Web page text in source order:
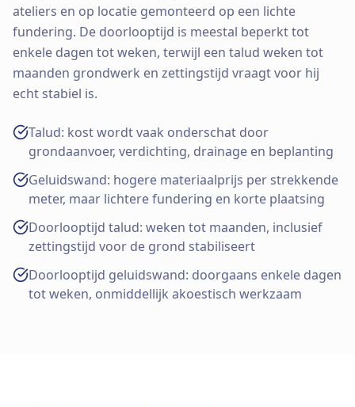
ateliers en op locatie gemonteerd op een lichte
fundering. De doorlooptijd is meestal beperkt tot
enkele dagen tot weken, terwijl een talud weken tot
maanden grondwerk en zettingstijd vraagt voor hij
echt stabiel is.
Talud: kost wordt vaak onderschat door
grondaanvoer, verdichting, drainage en beplanting
Geluidswand: hogere materiaalprijs per strekkende
meter, maar lichtere fundering en korte plaatsing
Doorlooptijd talud: weken tot maanden, inclusief
zettingstijd voor de grond stabiliseert
Doorlooptijd geluidswand: doorgaans enkele dagen
tot weken, onmiddellijk akoestisch werkzaam